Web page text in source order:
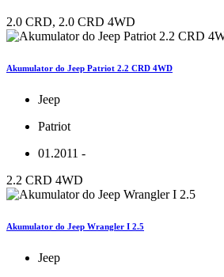
2.0 CRD, 2.0 CRD 4WD
Akumulator do Jeep Patriot 2.2 CRD 4WD
Jeep
Patriot
01.2011 -
2.2 CRD 4WD
Akumulator do Jeep Wrangler I 2.5
Jeep